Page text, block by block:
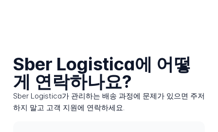
Sber Logistica에 어떻
게 연락하나요?
Sber Logistica가 관리하는 배송 과정에 문제가 있으면 주저
하지 말고 고객 지원에 연락하세요.